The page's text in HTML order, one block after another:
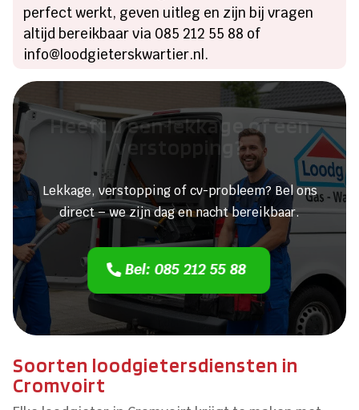
perfect werkt, geven uitleg en zijn bij vragen
altijd bereikbaar via 085 212 55 88 of
info@loodgieterskwartier.nl.
Heeft u een lekkage of een
verstopping?
Lekkage, verstopping of cv-probleem? Bel ons
direct – we zijn dag en nacht bereikbaar.
Bel: 085 212 55 88
Soorten loodgietersdiensten in
Cromvoirt